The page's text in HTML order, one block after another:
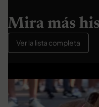
Mira más
Ver la lista completa